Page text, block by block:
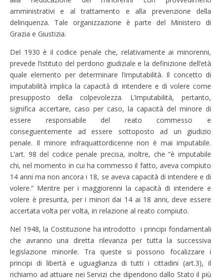
amministrativi e al trattamento e alla prevenzione della
delinquenza. Tale organizzazione è parte del Ministero di
Grazia e Giustizia.
Del 1930 è il codice penale che, relativamente ai minorenni,
prevede l’istituto del perdono giudiziale e la definizione dell’età
quale elemento per determinare l’imputabilità. Il concetto di
imputabilità implica la capacità di intendere e di volere come
presupposto della colpevolezza. L’imputabilità, pertanto,
significa accertare, caso per caso, la capacità del minore di
essere responsabile del reato commesso e
conseguentemente ad essere sottoposto ad un giudizio
penale. Il minore infraquattordicenne non è mai imputabile.
L’art. 98 del codice penale precisa, inoltre, che “è imputabile
chi, nel momento in cui ha commesso il fatto, aveva compiuto
14 anni ma non ancora i 18, se aveva capacità di intendere e di
volere.” Mentre per i maggiorenni la capacità di intendere e
volere è presunta, per i minori dai 14 ai 18 anni, deve essere
accertata volta per volta, in relazione al reato compiuto.
Nel 1948, la Costituzione ha introdotto i principi fondamentali
che avranno una diretta rilevanza per tutta la successiva
legislazione minorile. Tra queste si possono focalizzare i
principi di libertà e uguaglianza di tutti i cittadini (art.3), il
richiamo ad attuare nei Servizi che dipendono dallo Stato il più